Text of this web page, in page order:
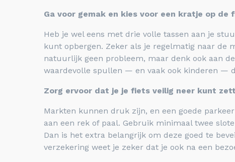
Ga voor gemak en kies voor een kratje op de
Heb je wel eens met drie volle tassen aan je
kunt opbergen. Zeker als je regelmatig naar de
natuurlijk geen probleem, maar denk ook aan
waardevolle spullen — en vaak ook kinderen —
Zorg ervoor dat je je fiets veilig neer kunt
Markten kunnen druk zijn, en een goede
aan een rek of paal. Gebruik minimaal twee
Dan is het extra belangrijk om deze goed te
verzekering weet je zeker dat je ook na een